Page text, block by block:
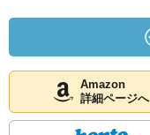
Amazon
詳細ページへ